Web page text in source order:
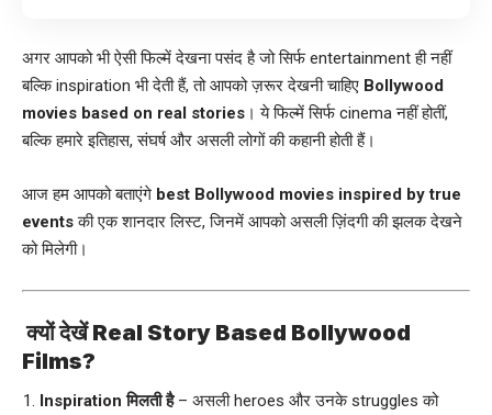
अगर आपको भी ऐसी फिल्में देखना पसंद है जो सिर्फ entertainment ही नहीं
बल्कि inspiration भी देती हैं, तो आपको ज़रूर देखनी चाहिए Bollywood
movies based on real stories । ये फिल्में सिर्फ cinema नहीं होतीं,
बल्कि हमारे इतिहास, संघर्ष और असली लोगों की कहानी होती हैं।
आज हम आपको बताएंगे best Bollywood movies inspired by true
eventsकी एक शानदार लिस्ट, जिनमें आपको असली ज़िंदगी की झलक देखने
को मिलेगी।
क्यों देखें Real Story Based Bollywood
Films?
Inspiration मिलती है– असली heroes और उनके struggles को